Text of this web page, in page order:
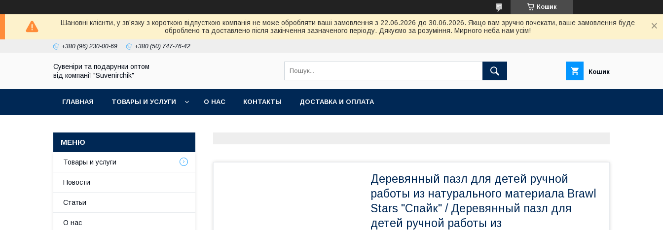
Кошик
Шановні клієнти, у зв’язку з короткою відпусткою компанія не може обробляти ваші замовлення з 22.06.2026 до 30.06.2026. Якщо вам зручно почекати, ваше замовлення буде
оброблено та доставлено після закінчення зазначеного періоду. Дякуємо за розуміння. Мирного неба нам усім!
+380 (96) 230-00-69 +380 (50) 747-76-42
Сувеніри та подарунки оптом
від компанії "Suvenirchik"
Кошик
ГЛАВНАЯ ТОВАРЫ И УСЛУГИ О НАС КОНТАКТЫ ДОСТАВКА И ОПЛАТА
Деревянный пазл для детей ручной
работы из натурального материала Brawl
Stars "Спайк" / Деревянный пазл для
детей ручной работы из
Товары и услуги
Новости
Статьи
О нас